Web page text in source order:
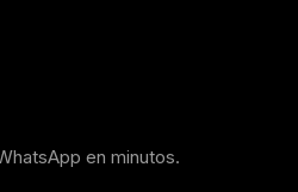
en minutos.